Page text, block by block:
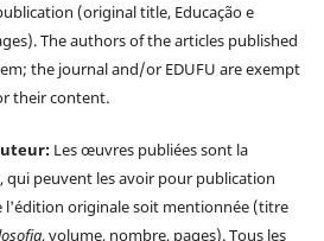
(original title, Educação e
The authors of the articles published
the journal and/or EDUFU are exempt
their content.
Les œuvres publiées sont la
qui peuvent les avoir pour publication
l'édition originale soit mentionnée (titre
, volume, nombre, pages). Tous les